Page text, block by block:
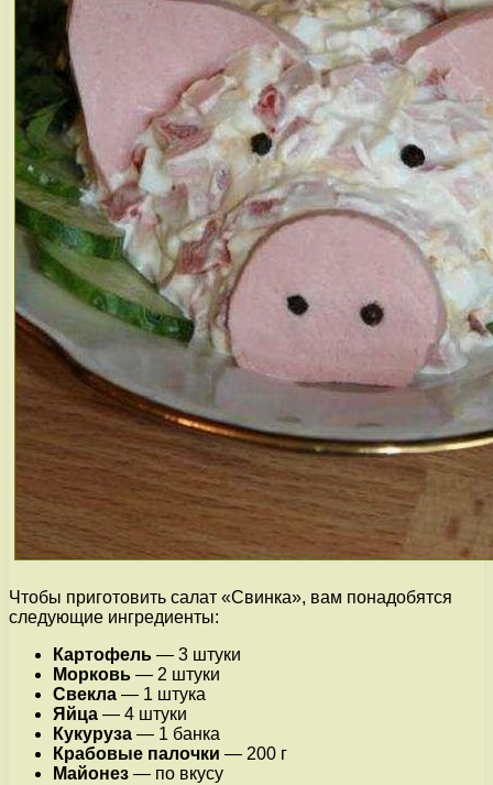
Чтобы приготовить салат «Свинка», вам понадобятся
следующие ингредиенты:
Картофель — 3 штуки
Морковь — 2 штуки
Свекла — 1 штука
Яйца — 4 штуки
Кукуруза — 1 банка
Крабовые палочки — 200 г
Майонез — по вкусу